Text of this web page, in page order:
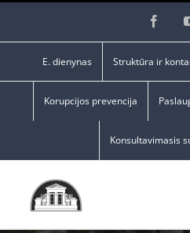
E. dienynas Struktūra ir
Korupcijos prevencija
Konsultavimasis